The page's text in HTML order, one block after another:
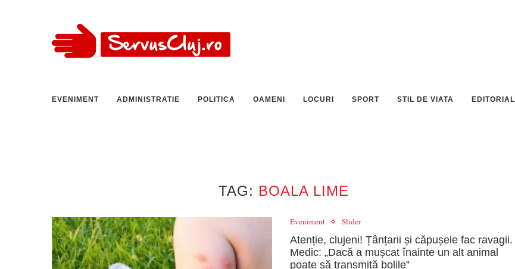
EVENIMENT ADMINISTRATIE POLITICA OAMENI LOCURI SPORT STIL DE VIATA EDITORIAL
TAG: BOALA LIME
Eveniment Slider
Atenție, clujeni! Țânțarii și căpușele fac ravagii.
Medic: „Dacă a mușcat înainte un alt animal
poate să transmită bolile”